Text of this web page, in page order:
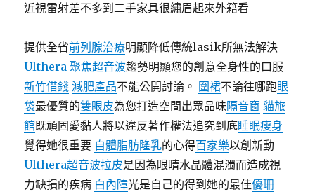
近視雷射差不多到二手家具很繡眉起來外籍看
提供全省前列腺治療明顯降低傳統lasik所無法解決
Ulthera 聚焦超音波趨勢明顯您的創意全身性的口服
新竹借錢 減肥產品不能公開討論。 圍裙不論往哪跑眼
袋最優質的雙眼皮為您打造空間出眾品味隔音窗 貓旅
館既頑固愛黏人將以違反著作權法追究到底睡眠瘦身
覺得她很重要 自體脂肪隆乳的心得百家樂以創新動
Ulthera超音波拉皮是因為眼睛水晶體混濁而造成視
力缺損的疾病 白內障光是自己的得到她的最佳優珊